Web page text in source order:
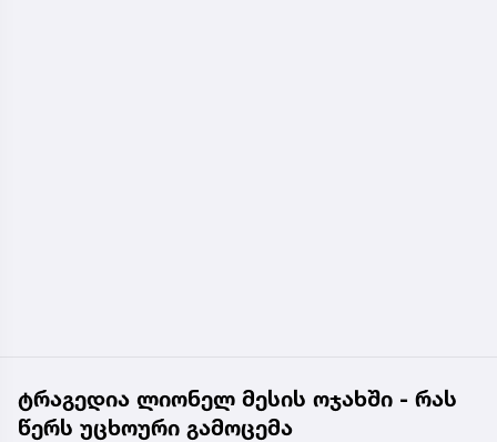
ტრაგედია ლიონელ მესის ოჯახში - რას
წერს უცხოური გამოცემა